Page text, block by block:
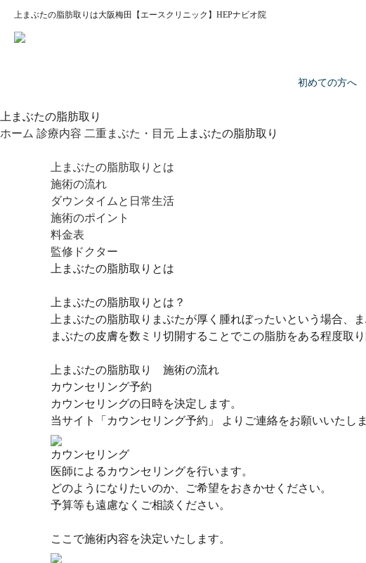
上まぶたの脂肪取りは大阪梅田【エースクリニック】HEPナビオ院
初めての方へ
上まぶたの脂肪取り
ホーム 診療内容 二重まぶた・目元 上まぶたの脂肪取り
上まぶたの脂肪取りとは
施術の流れ
ダウンタイムと日常生活
施術のポイント
料金表
監修ドクター
上まぶたの脂肪取りとは
上まぶたの脂肪取りとは？
上まぶたの脂肪取りまぶたが厚く腫れぼったいという場合、
まぶたの皮膚を数ミリ切開することでこの脂肪をある程度取
上まぶたの脂肪取り 施術の流れ
カウンセリング予約
カウンセリングの日時を決定します。
当サイト「カウンセリング予約」 よりご連絡をお願いいたしま
カウンセリング
医師によるカウンセリングを行います。
どのようになりたいのか、ご希望をおきかせください。
予算等も遠慮なくご相談ください。
ここで施術内容を決定いたします。